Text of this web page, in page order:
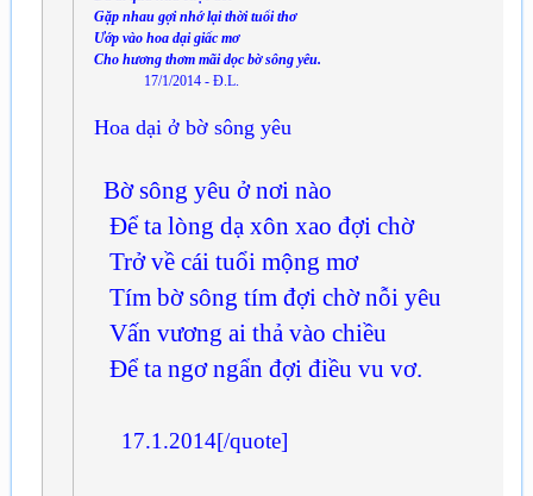
Gặp nhau gợi nhớ lại thời tuổi thơ
Ướp vào hoa dại giấc mơ
Cho hương thơm mãi dọc bờ sông yêu.
17/1/2014 - Đ.L.
Hoa dại ở bờ sông yêu
Bờ sông yêu ở nơi nào
Để ta lòng dạ xôn xao đợi chờ
Trở về cái tuổi mộng mơ
Tím bờ sông tím đợi chờ nỗi yêu
Vấn vương ai thả vào chiều
Để ta ngơ ngẩn đợi điều vu vơ.
17.1.2014[/quote]